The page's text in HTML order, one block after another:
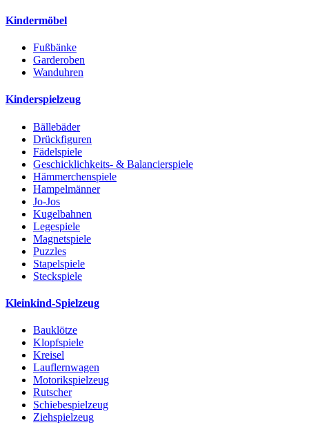
Kindermöbel
Fußbänke
Garderoben
Wanduhren
Kinderspielzeug
Bällebäder
Drückfiguren
Fädelspiele
Geschicklichkeits- & Balancierspiele
Hämmerchenspiele
Hampelmänner
Jo-Jos
Kugelbahnen
Legespiele
Magnetspiele
Puzzles
Stapelspiele
Steckspiele
Kleinkind-Spielzeug
Bauklötze
Klopfspiele
Kreisel
Lauflernwagen
Motorikspielzeug
Rutscher
Schiebespielzeug
Ziehspielzeug